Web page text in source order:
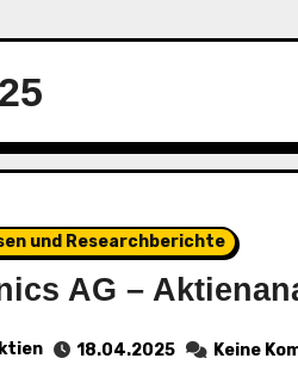
und Researchberichte
AG –
18.04.2025 Keine